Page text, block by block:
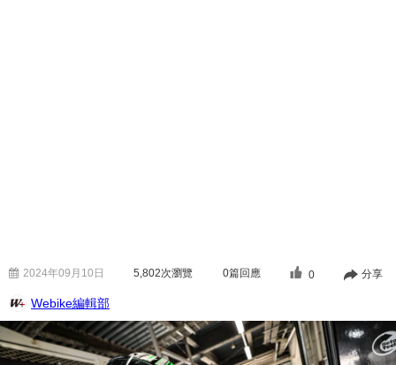
2024年09月10日 5,802次瀏覽 0篇回應 0 分享
Webike編輯部